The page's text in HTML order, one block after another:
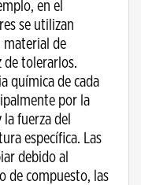
en el
se utilizan
material de
de tolerarlos.
química de cada
por la
fuerza del
específica. Las
debido al
de compuesto, las